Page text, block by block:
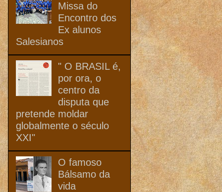
Missa do
Encontro dos
Ex alunos
Salesianos
" O BRASIL é,
por ora, o
centro da
disputa que
pretende moldar
globalmente o século
XXI"
O famoso
Bálsamo da
vida